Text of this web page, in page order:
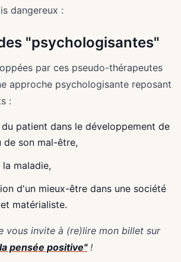
dangereux :
"psychologisantes"
par ces pseudo-thérapeutes
approche psychologisante reposant
:
patient dans le développement de
de son mal-être,
la maladie,
d'un mieux-être dans une société
matérialiste.
vous invite à (re)lire mon billet sur
pensée positive"!